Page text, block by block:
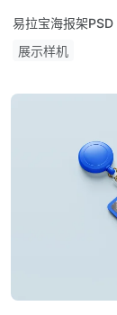
易拉宝海报架PSD
展示样机